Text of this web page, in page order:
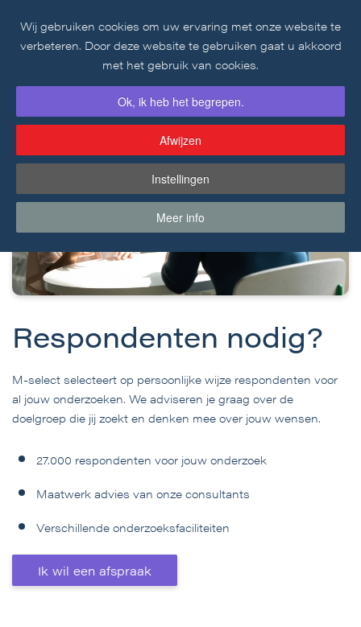
Wij gebruiken cookies om uw ervaring met onze website te
verbeteren. Door deze website te gebruiken gaat u akkoord
met het gebruik van cookies.
Ok, ik heb het begrepen.
Afwijzen
Instellingen
Meer info
Skip to main content
Respondenten nodig?
M-select selecteert op persoonlijke wijze respondenten voor
al jouw onderzoeken. We adviseren je graag over de
doelgroep die jij zoekt en denken mee over jouw wensen.
27.000 respondenten voor jouw onderzoek
Maatwerk advies van onze consultants
Verschillende onderzoeksfaciliteiten
Ik wil een afspraak